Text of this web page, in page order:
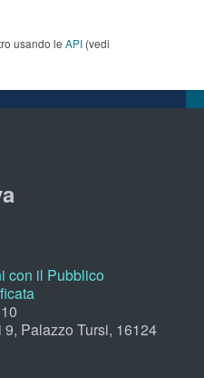
usando le API (vedi
con il Pubblico
Palazzo Tursi, 16124